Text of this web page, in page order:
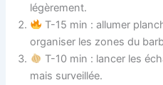
légèrement.
T-15 min : allumer
organiser les zones du
T-10 min : lancer les
mais surveillée.